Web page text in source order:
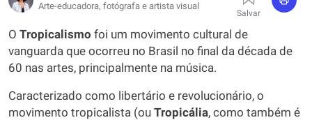
Arte-educadora, fotógrafa e artista visual
Salvar
O Tropicalismo foi um movimento cultural de
vanguarda que ocorreu no Brasil no final da década de
60 nas artes, principalmente na música.
Caracterizado como libertário e revolucionário, o
movimento tropicalista (ou Tropicália, como também é